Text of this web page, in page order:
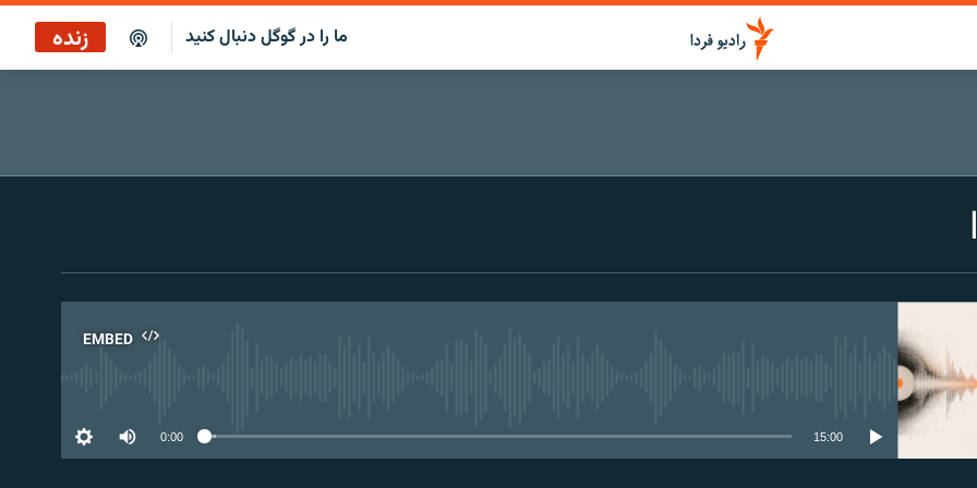
ما را در گوگل دنبال کنید زنده
EMBED
0:00 15:00